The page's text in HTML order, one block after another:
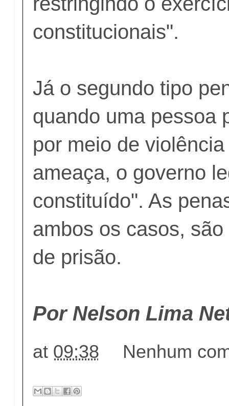
constitucionais".
Já o segundo tipo
quando uma pessoa
por meio de
ameaça, o governo
constituído". As
ambos os casos,
de prisão.
Por Nelson Lima
at 09:38 Nenhum